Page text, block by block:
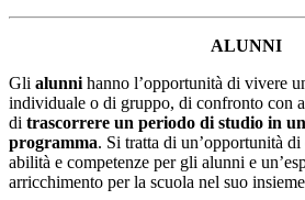
ALUNNI
Gli alunni hanno l’opportunità di vivere
individuale o di gruppo, di confronto con
di trascorrere un periodo di studio in
programma. Si tratta di un’opportunità
abilità e competenze per gli alunni e
arricchimento per la scuola nel suo